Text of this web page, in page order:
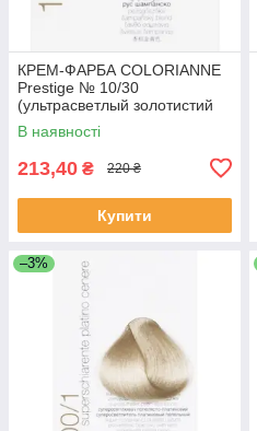
КРЕМ-ФАРБА COLORIANNE
Prestige № 10/30
(ультрасветлый золотистий
блонд)
В наявності
213,40 ₴ 220 ₴
Купити
–3%